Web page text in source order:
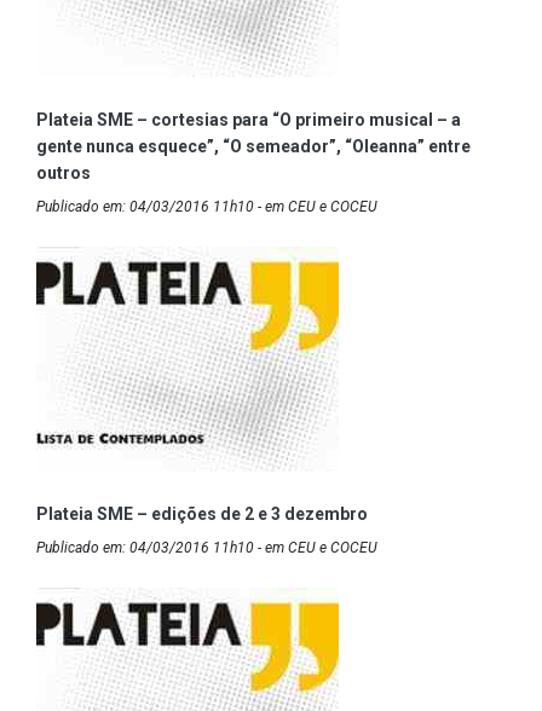
Plateia SME – cortesias para “O primeiro musical – a
gente nunca esquece”, “O semeador”, “Oleanna” entre
outros
Publicado em: 04/03/2016 11h10 - em CEU e COCEU
Plateia SME – edições de 2 e 3 dezembro
Publicado em: 04/03/2016 11h10 - em CEU e COCEU